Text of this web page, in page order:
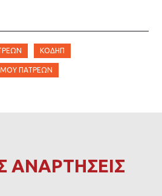
ΚΟΔΗΠ
ΠΑΤΡΈΩΝ
ΑΝΑΡΤΗΣΕΙΣ